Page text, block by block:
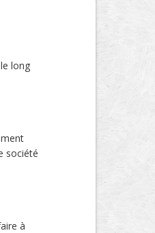
long
société
à